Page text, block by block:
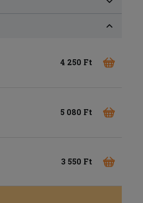
4 250 Ft
5 080 Ft
3 550 Ft